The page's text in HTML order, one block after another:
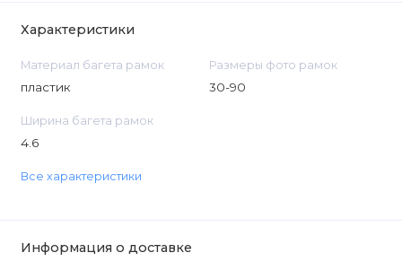
Характеристики
Материал багета рамок
пластик
Размеры фото рамок
30-90
Ширина багета рамок
4.6
Все характеристики
Информация о доставке